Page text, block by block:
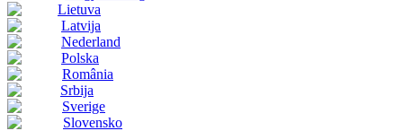
Lietuva
Latvija
Nederland
Polska
România
Srbija
Sverige
Slovensko